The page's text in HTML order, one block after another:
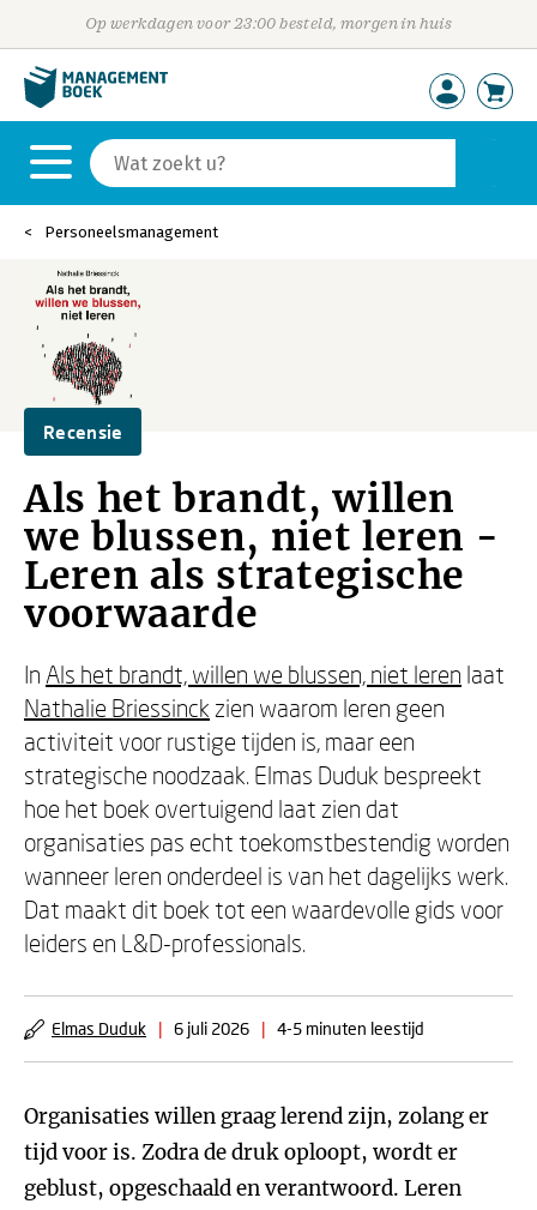
Op werkdagen voor 23:00 besteld, morgen in huis
Personeelsmanagement
Recensie
Als het brandt, willen
we blussen, niet leren -
Leren als strategische
voorwaarde
In Als het brandt, willen we blussen, niet leren laat
Nathalie Briessinck zien waarom leren geen
activiteit voor rustige tijden is, maar een
strategische noodzaak. Elmas Duduk bespreekt
hoe het boek overtuigend laat zien dat
organisaties pas echt toekomstbestendig worden
wanneer leren onderdeel is van het dagelijks werk.
Dat maakt dit boek tot een waardevolle gids voor
leiders en L&D-professionals.
Elmas Duduk | 6 juli 2026 | 4-5 minuten leestijd
Organisaties willen graag lerend zijn, zolang er
tijd voor is. Zodra de druk oploopt, wordt er
geblust, opgeschaald en verantwoord. Leren